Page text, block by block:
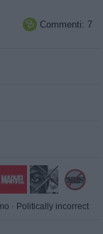
 Commenti: 7
· Politically incorrect